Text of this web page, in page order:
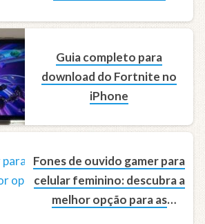
Guia completo para
download do Fortnite no
iPhone
Fones de ouvido gamer para
celular feminino: descubra a
melhor opção para as